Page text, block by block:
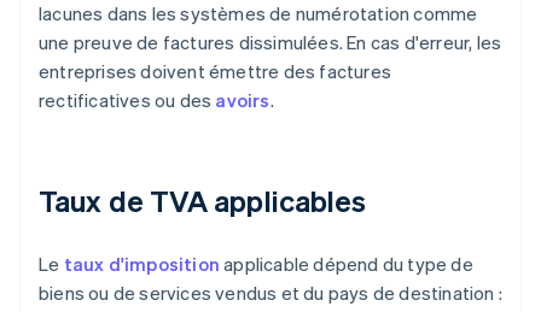
lacunes dans les systèmes de numérotation comme
une preuve de factures dissimulées. En cas d'erreur, les
entreprises doivent émettre des factures
rectificatives ou des avoirs.
Taux de TVA applicables
Le taux d'imposition applicable dépend du type de
biens ou de services vendus et du pays de destination :